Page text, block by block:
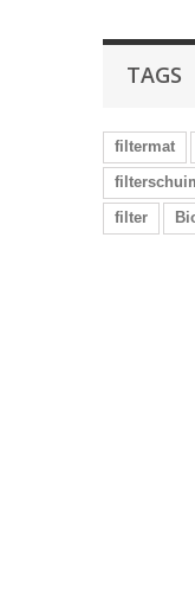
TAGS
filtermat
filter